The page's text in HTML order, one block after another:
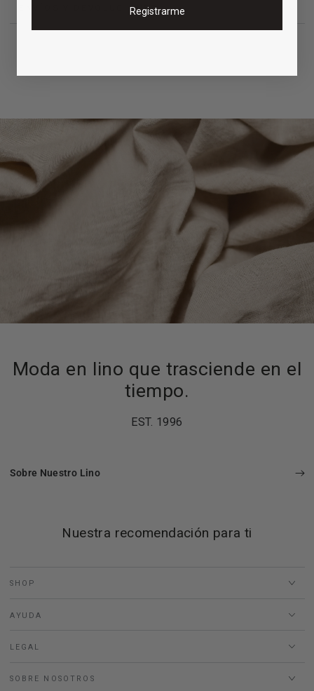
ENVÍOS Y DEVOLUCIONES
Moda en lino que trasciende en el
tiempo.
EST. 1996
Sobre Nuestro Lino
Nuestra recomendación para ti
SHOP
AYUDA
LEGAL
SOBRE NOSOTROS
Registrarme